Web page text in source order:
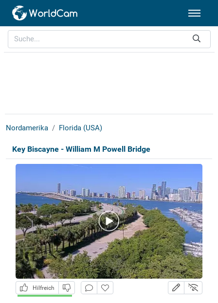
Nordamerika Florida (USA)
Key Biscayne - William M Powell Bridge
Hilfreich